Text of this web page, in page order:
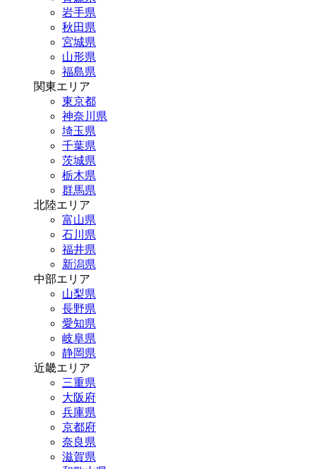
岩手県
秋田県
宮城県
山形県
福島県
関東エリア
東京都
神奈川県
埼玉県
千葉県
茨城県
栃木県
群馬県
北陸エリア
富山県
石川県
福井県
新潟県
中部エリア
山梨県
長野県
愛知県
岐阜県
静岡県
近畿エリア
三重県
大阪府
兵庫県
京都府
奈良県
滋賀県